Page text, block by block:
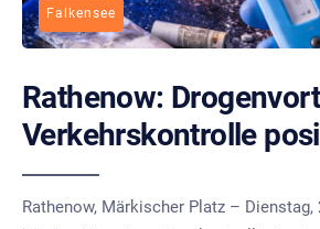
Falkensee
Rathenow:
Verkehrskontrolle
Rathenow, Märkischer Platz – Dienstag,